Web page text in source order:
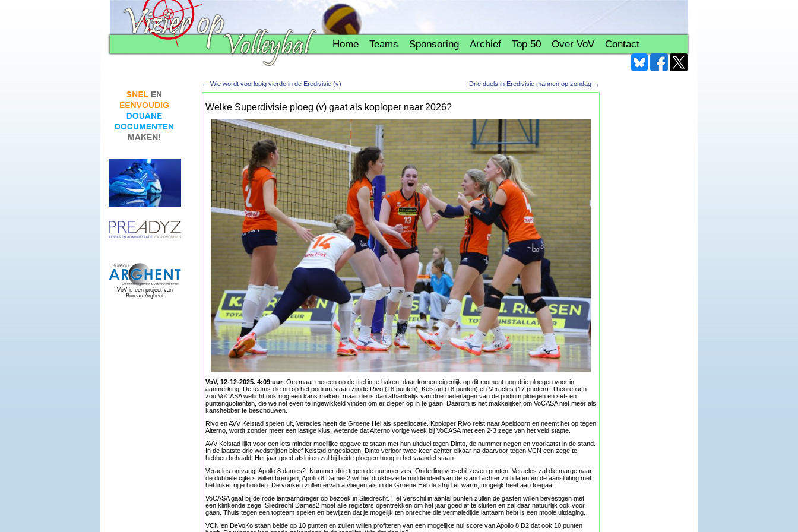
Home Teams Sponsoring Archief Top 50 Over VoV Contact
VoV is een project van
Bureau Arghent
← Wie wordt voorlopig vierde in de Eredivisie (v) Drie duels in Eredivisie mannen op zondag →
Welke Superdivisie ploeg (v) gaat als koploper naar 2026?
VoV, 12-12-2025. 4:09 uur. Om maar meteen op de titel in te haken, daar komen eigenlijk op dit moment nog drie ploegen voor in
aanmerking. De teams die nu op het podium staan zijnde Rivo (18 punten), Keistad (18 punten) en Veracles (17 punten). Theoretisch
zou VoCASA wellicht ook nog een kans maken, maar die is dan afhankelijk van drie nederlagen van de podium ploegen en set- en
puntenquotiënten, die we net even te ingewikkeld vinden om er dieper op in te gaan. Daarom is het makkelijker om VoCASA niet meer als
kanshebber te beschouwen.
Rivo en AVV Keistad spelen uit, Veracles heeft de Groene Hel als speellocatie. Koploper Rivo reist naar Apeldoorn en neemt het op tegen
Alterno, wordt zonder meer een lastige klus, wetende dat Alterno vorige week bij VoCASA met een 2-3 zege van het veld stapte.
AVV Keistad lijkt voor een iets minder moeilijke opgave te staan met hun uitduel tegen Dinto, de nummer negen en voorlaatst in de stand.
In de laatste drie wedstrijden bleef Keistad ongeslagen, Dinto verloor twee keer achter elkaar na daarvoor tegen VCN een zege te
hebben behaald. Het jaar goed afsluiten zal bij beide ploegen hoog in het vaandel staan.
Veracles ontvangt Apollo 8 dames2. Nummer drie tegen de nummer zes. Onderling verschil zeven punten. Veracles zal die marge naar
de dubbele cijfers willen brengen, Apollo 8 Dames2 wil het drukbezette middendeel van de stand achter zich laten en de aansluiting met
het linker rijtje houden. De vonken zullen ervan afvliegen als in de Groene Hel de strijd er warm, mogelijk heet aan toegaat.
VoCASA gaat bij de rode lantaarndrager op bezoek in Sliedrecht. Het verschil in aantal punten zullen de gasten willen bevestigen met
een klinkende zege, Sliedrecht Dames2 moet alle registers opentrekken om het jaar goed af te sluiten en zal daar natuurlijk ook voor
gaan. Thuis tegen een topteam spelen en bewijzen dat je mogelijk ten onrechte die vermaledijde lantaarn hebt is een mooie uitdaging.
VCN en DeVoKo staan beide op 10 punten en zullen willen profiteren van een mogelijke nul score van Apollo 8 D2 dat ook 10 punten